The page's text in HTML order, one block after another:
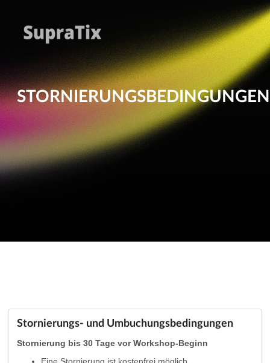
STORNIERUNGSBEDINGUNGEN
Stornierungs- und Umbuchungsbedingungen
Stornierung bis 30 Tage vor Workshop-Beginn